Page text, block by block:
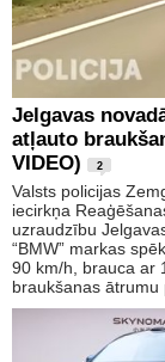
Jelgavas
atļauto
VIDEO)
2
Valsts policijas
iecirkņa
uzraudzību
“BMW” markas
90 km/h, brauca ar
braukšanas ātrumu